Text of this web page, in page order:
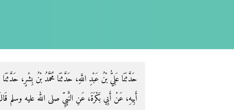
حَدَّثَنَا عَلِيُّ بْنُ عَبْدِ اللَّهِ، حَدَّثَنَا مُحَمَّدُ بْنُ بِشْرٍ،
أَبِيهِ، عَنْ أَبِي بَكْرَةَ، عَنِ النَّبِيِّ صلى الله عليه